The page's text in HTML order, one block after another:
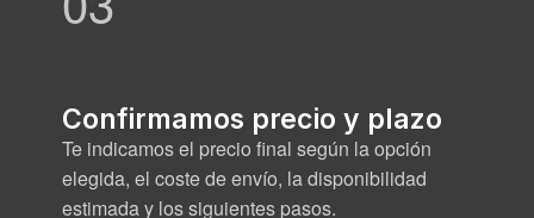
Confirmamos precio y plazo
Te indicamos el precio final según la opción
elegida, el coste de envío, la disponibilidad
estimada y los siguientes pasos.